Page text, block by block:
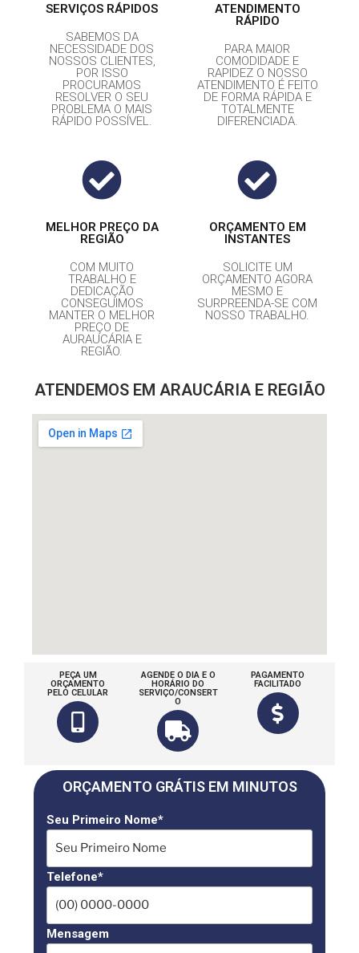
SERVIÇOS RÁPIDOS
SABEMOS DA
NECESSIDADE DOS
NOSSOS CLIENTES,
POR ISSO
PROCURAMOS
RESOLVER O SEU
PROBLEMA O MAIS
RÁPIDO POSSÍVEL.
ATENDIMENTO
RÁPIDO
PARA MAIOR
COMODIDADE E
RAPIDEZ O NOSSO
ATENDIMENTO É FEITO
DE FORMA RÁPIDA E
TOTALMENTE
DIFERENCIADA.
MELHOR PREÇO DA
REGIÃO
COM MUITO
TRABALHO E
DEDICAÇÃO
CONSEGUIMOS
MANTER O MELHOR
PREÇO DE
AURAUCÁRIA E
REGIÃO.
ORÇAMENTO EM
INSTANTES
SOLICITE UM
ORÇAMENTO AGORA
MESMO E
SURPREENDA-SE COM
NOSSO TRABALHO.
ATENDEMOS EM ARAUCÁRIA E REGIÃO
PEÇA UM
ORÇAMENTO
PELO CELULAR
AGENDE O DIA E O
HORÁRIO DO
SERVIÇO/CONSERT
O
PAGAMENTO
FACILITADO
ORÇAMENTO GRÁTIS EM MINUTOS
Seu Primeiro Nome*
Telefone*
Mensagem